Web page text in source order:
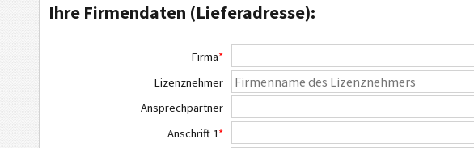
Ihre Firmendaten (Lieferadresse):
Firma*
Lizenznehmer
Ansprechpartner
Anschrift 1*